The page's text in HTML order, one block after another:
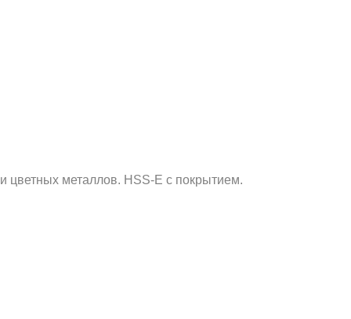
цветных металлов. HSS-E с покрытием.